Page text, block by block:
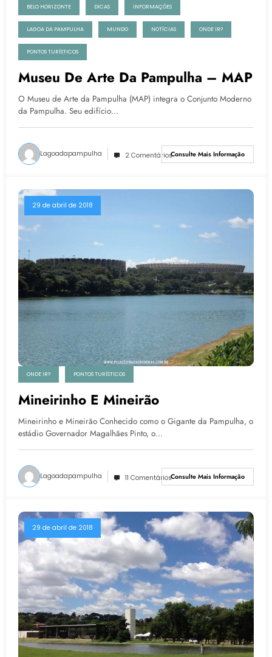
29 de abril de 2018
BELO HORIZONTE DICAS INFORMAÇÕES
LAGOA DA PAMPULHA MUNDO NOTÍCIAS ONDE IR?
PONTOS TURÍSTICOS
Museu De Arte Da Pampulha – MAP
O Museu de Arte da Pampulha (MAP) integra o Conjunto Moderno
da Pampulha. Seu edifício…
Lagoadapampulha 2 ComentáriosConsulte Mais Informação
29 de abril de 2018
ONDE IR? PONTOS TURÍSTICOS
Mineirinho E Mineirão
Mineirinho e Mineirão Conhecido como o Gigante da Pampulha, o
estádio Governador Magalhães Pinto, o…
Lagoadapampulha 11 ComentáriosConsulte Mais Informação
29 de abril de 2018